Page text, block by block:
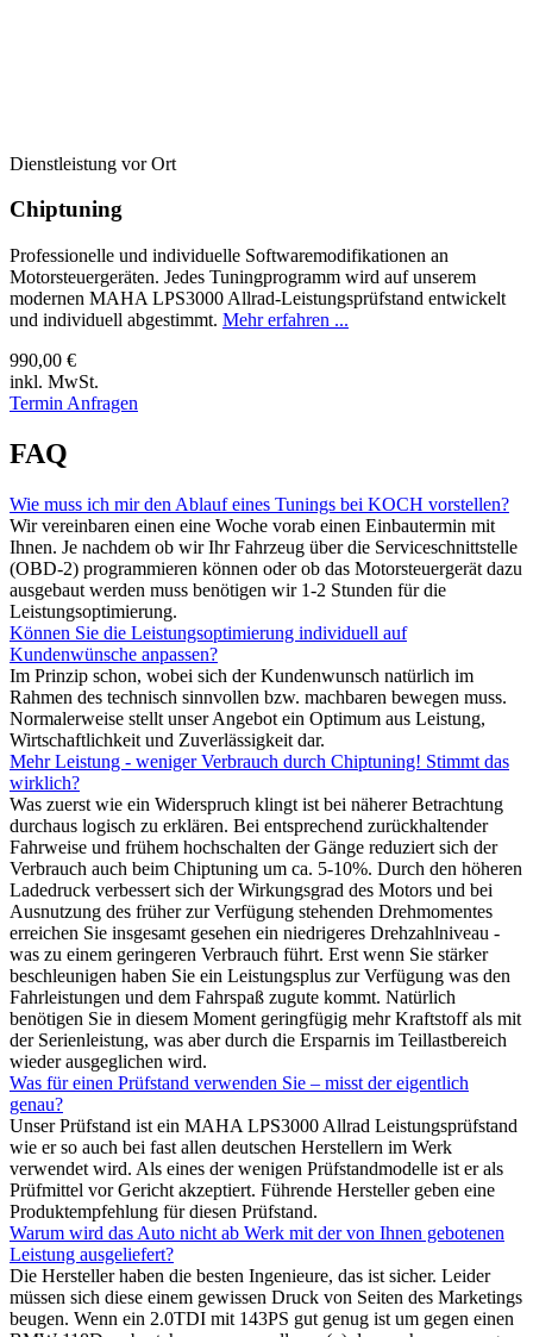
Dienstleistung vor Ort
Chiptuning
Professionelle und individuelle Softwaremodifikationen an
Motorsteuergeräten. Jedes Tuningprogramm wird auf unserem
modernen MAHA LPS3000 Allrad-Leistungsprüfstand entwickelt
und individuell abgestimmt. Mehr erfahren ...
990,00 €
inkl. MwSt.
Termin Anfragen
FAQ
Wie muss ich mir den Ablauf eines Tunings bei KOCH vorstellen?
Wir vereinbaren einen eine Woche vorab einen Einbautermin mit
Ihnen. Je nachdem ob wir Ihr Fahrzeug über die Serviceschnittstelle
(OBD-2) programmieren können oder ob das Motorsteuergerät dazu
ausgebaut werden muss benötigen wir 1-2 Stunden für die
Leistungsoptimierung.
Können Sie die Leistungsoptimierung individuell auf
Kundenwünsche anpassen?
Im Prinzip schon, wobei sich der Kundenwunsch natürlich im
Rahmen des technisch sinnvollen bzw. machbaren bewegen muss.
Normalerweise stellt unser Angebot ein Optimum aus Leistung,
Wirtschaftlichkeit und Zuverlässigkeit dar.
Mehr Leistung - weniger Verbrauch durch Chiptuning! Stimmt das
wirklich?
Was zuerst wie ein Widerspruch klingt ist bei näherer Betrachtung
durchaus logisch zu erklären. Bei entsprechend zurückhaltender
Fahrweise und frühem hochschalten der Gänge reduziert sich der
Verbrauch auch beim Chiptuning um ca. 5-10%. Durch den höheren
Ladedruck verbessert sich der Wirkungsgrad des Motors und bei
Ausnutzung des früher zur Verfügung stehenden Drehmomentes
erreichen Sie insgesamt gesehen ein niedrigeres Drehzahlniveau -
was zu einem geringeren Verbrauch führt. Erst wenn Sie stärker
beschleunigen haben Sie ein Leistungsplus zur Verfügung was den
Fahrleistungen und dem Fahrspaß zugute kommt. Natürlich
benötigen Sie in diesem Moment geringfügig mehr Kraftstoff als mit
der Serienleistung, was aber durch die Ersparnis im Teillastbereich
wieder ausgeglichen wird.
Was für einen Prüfstand verwenden Sie – misst der eigentlich
genau?
Unser Prüfstand ist ein MAHA LPS3000 Allrad Leistungsprüfstand
wie er so auch bei fast allen deutschen Herstellern im Werk
verwendet wird. Als eines der wenigen Prüfstandmodelle ist er als
Prüfmittel vor Gericht akzeptiert. Führende Hersteller geben eine
Produktempfehlung für diesen Prüfstand.
Warum wird das Auto nicht ab Werk mit der von Ihnen gebotenen
Leistung ausgeliefert?
Die Hersteller haben die besten Ingenieure, das ist sicher. Leider
müssen sich diese einem gewissen Druck von Seiten des Marketings
beugen. Wenn ein 2.0TDI mit 143PS gut genug ist um gegen einen